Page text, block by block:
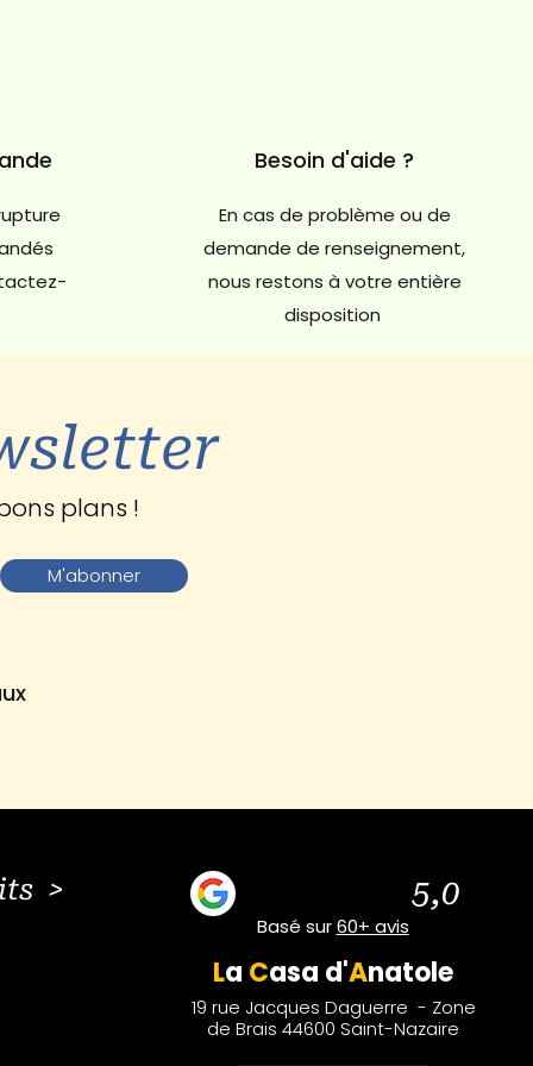
Besoin d'aide ?
En cas de problème ou de
demande de renseignement,
nous restons à votre entière
disposition
plans !
M'abonner
> 5,0
Basé sur60+ avis
La Casa d'Anatole
19 rue Jacques Daguerre - Zone
de Brais 44600 Saint-Nazaire